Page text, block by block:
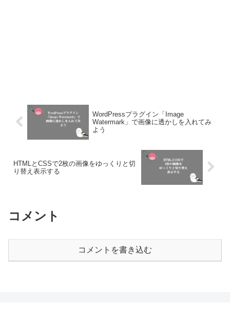
WordPressプラグイン「Image
Watermark」で画像に透かしを入れてみ
よう
HTMLとCSSで2枚の画像をゆっくりと切
り替え表示する
コメント
コメントを書き込む